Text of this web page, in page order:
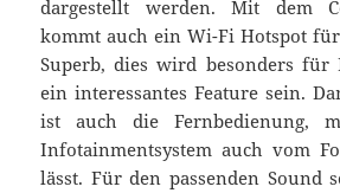
dargestellt werden. Mit dem
kommt auch ein Wi-Fi Hotspot
Superb, dies wird besonders für
ein interessantes Feature sein.
ist auch die Fernbedienung,
Infotainmentsystem auch vom
lässt. Für den passenden Sound